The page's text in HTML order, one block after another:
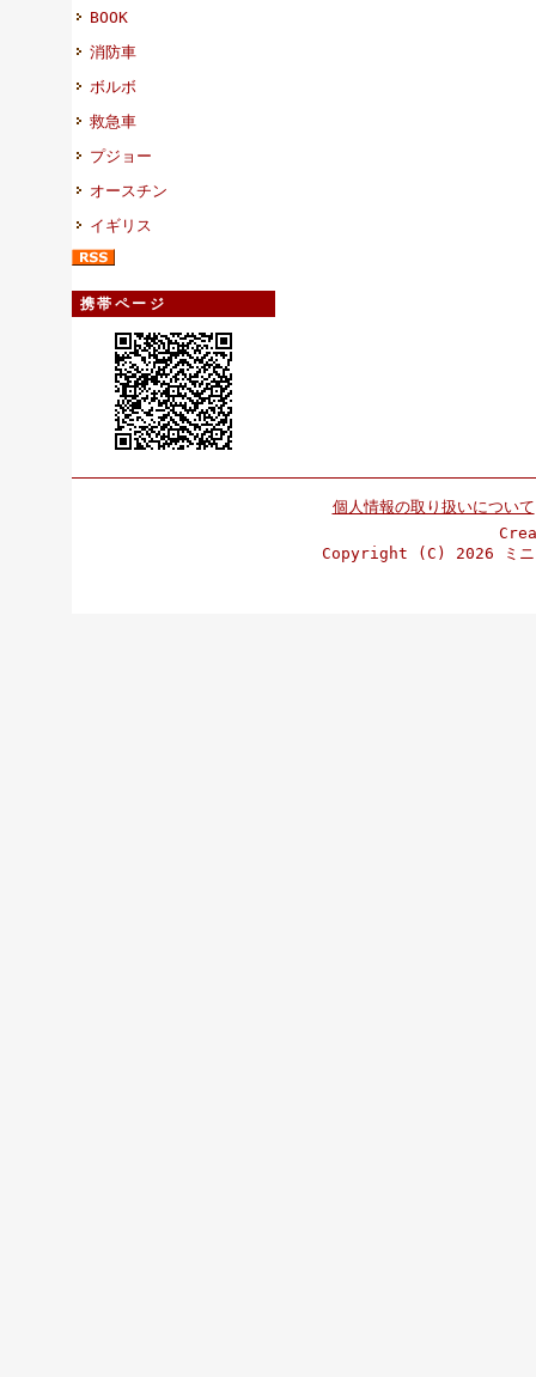
BOOK
消防車
ボルボ
救急車
プジョー
オースチン
イギリス
携帯ページ
個人情報の取り扱いについて
Copyright (C) 2026 ミ